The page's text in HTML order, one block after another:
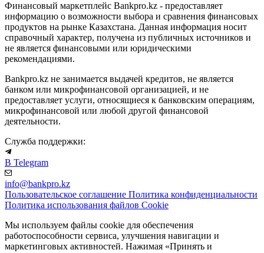
Финансовый маркетплейс Bankpro.kz - предоставляет
информацию о возможности выбора и сравнения финансовых
продуктов на рынке Казахстана. Данная информация носит
справочный характер, получена из публичных источников и
не является финансовыми или юридическими
рекомендациями.
Bankpro.kz не занимается выдачей кредитов, не является
банком или микрофинансовой организацией, и не
предоставляет услуги, относящиеся к банковским операциям,
микрофинансовой или любой другой финансовой
деятельности.
Служба поддержки:
В Telegram
info@bankpro.kz
Пользовательское соглашение Политика конфиденциальности
Политика использования файлов Cookie
Мы используем файлы cookie для обеспечения
работоспособности сервиса, улучшения навигации и
маркетинговых активностей. Нажимая «Принять и